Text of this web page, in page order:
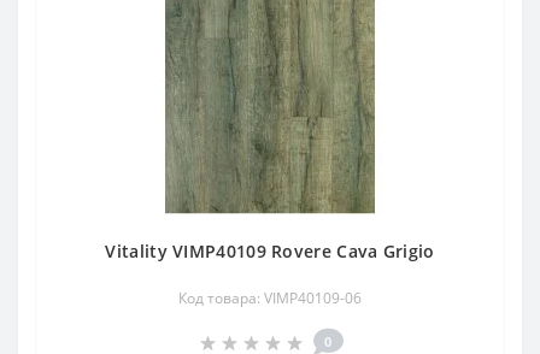
Vitality VIMP40109 Rovere Cava Grigio
Код товара: VIMP40109-06
0